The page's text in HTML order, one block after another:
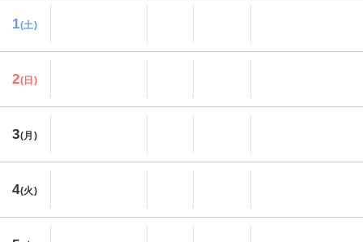
1(土)
2(日)
3(月)
4(火)